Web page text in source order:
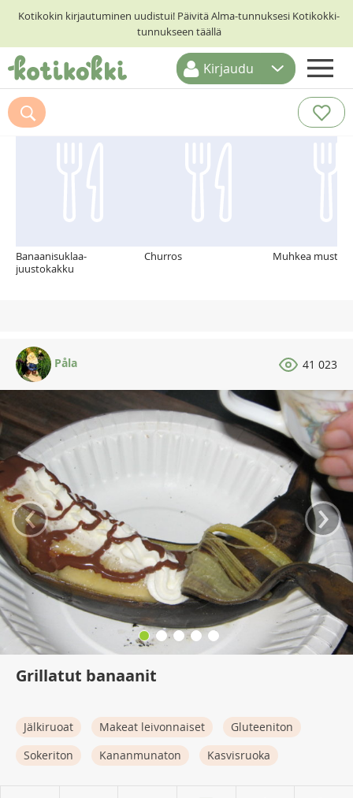
Kotikokin kirjautuminen uudistui! Päivitä Alma-tunnuksesi Kotikokki-
tunnukseen täällä
ETUSIVU
RESEPTIHAKU
Kirjaudu
Suosittelemme myös
Banaanisuklaa-
juustokakku
Churros Muhkea
Påla 41 023
‹ ›
Grillatut banaanit
Jälkiruoat Makeat leivonnaiset
Gluteeniton
Sokeriton
Kananmunaton Kasvisruoka